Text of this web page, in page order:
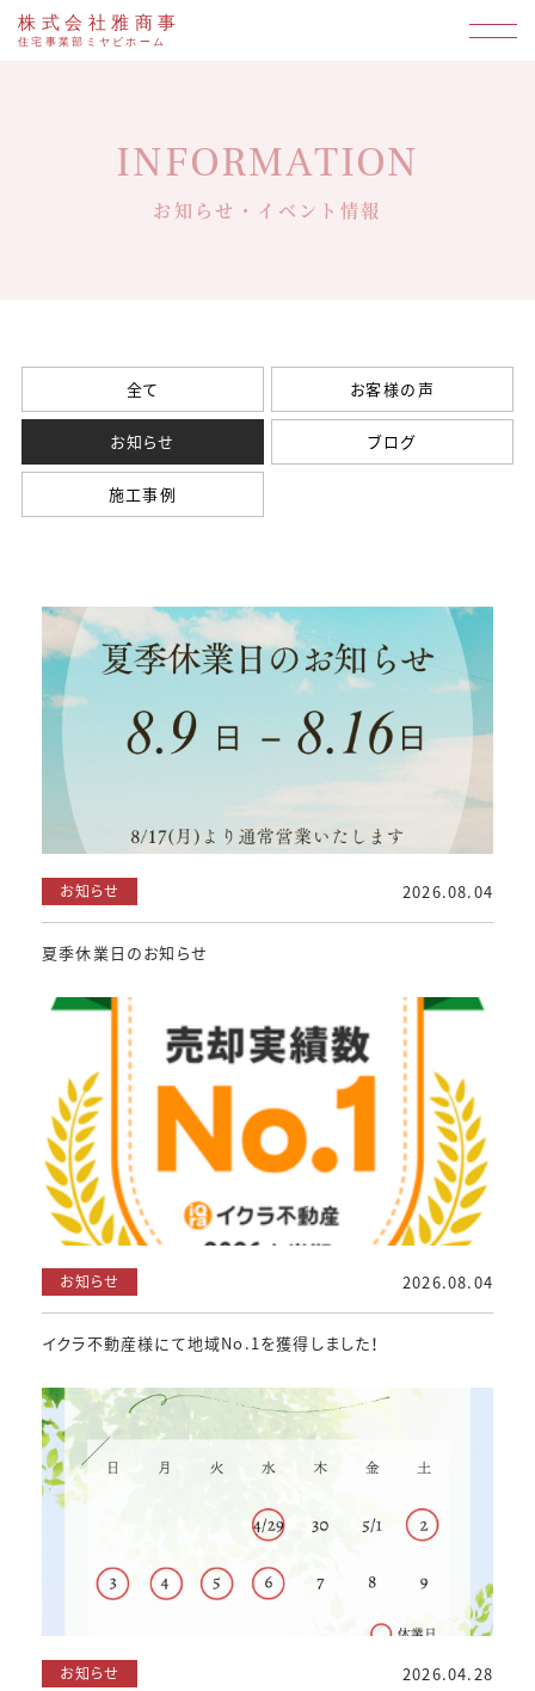
株式会社雅商事
住宅事業部ミヤビホーム
INFORMATION
お知らせ・イベント情報
全て お客様の声
お知らせ ブログ
施工事例
お知らせ 2026.08.04
夏季休業日のお知らせ
お知らせ 2026.08.04
イクラ不動産様にて地域No.1を獲得しました！
お知らせ 2026.04.28